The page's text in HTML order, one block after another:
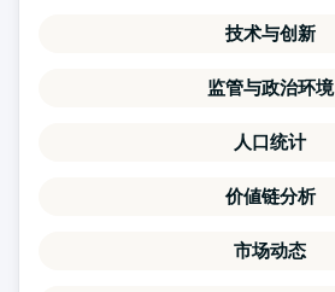
技术与创新
监管与政治环境
人口统计
价値链分析
市场动态